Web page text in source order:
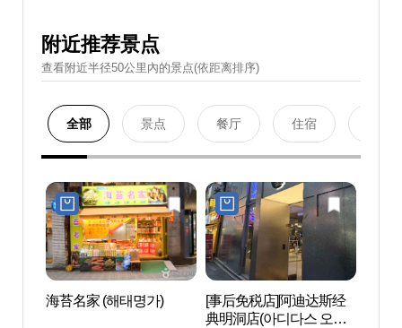
附近推荐景点
查看附近半径50公里內的景点(依距离排序)
全部 景点 餐厅 住宿
海苔名家 (해태명가)
[事后免税店]阿迪达斯经
典明洞店(아디다스 오리